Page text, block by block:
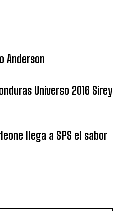
Anderson
Universo 2016 Sirey
llega a SPS el sabor